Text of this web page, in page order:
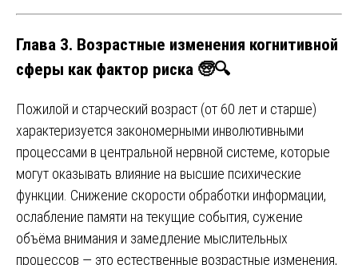
Глава 3. Возрастные изменения когнитивной
сферы как фактор риска 🧓🔍
Пожилой и старческий возраст (от 60 лет и старше)
характеризуется закономерными инволютивными
процессами в центральной нервной системе, которые
могут оказывать влияние на высшие психические
функции. Снижение скорости обработки информации,
ослабление памяти на текущие события, сужение
объёма внимания и замедление мыслительных
процессов — это естественные возрастные изменения,